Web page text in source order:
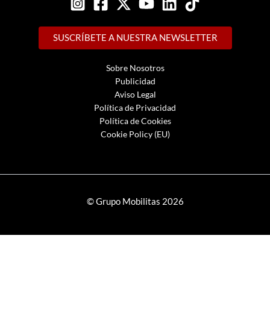
SUSCRÍBETE A NUESTRA NEWSLETTER
Sobre Nosotros
Publicidad
Aviso Legal
Política de Privacidad
Política de Cookies
Cookie Policy (EU)
© Grupo Mobilitas 2026